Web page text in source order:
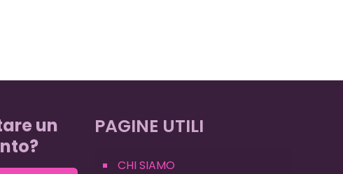
un
PAGINE UTILI
CHI SIAMO